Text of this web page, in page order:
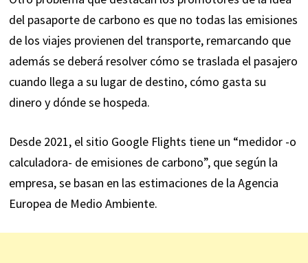
del pasaporte de carbono es que no todas las emisiones
de los viajes provienen del transporte, remarcando que
además se deberá resolver cómo se traslada el pasajero
cuando llega a su lugar de destino, cómo gasta su
dinero y dónde se hospeda.
Desde 2021, el sitio Google Flights tiene un “medidor -o
calculadora- de emisiones de carbono”, que según la
empresa, se basan en las estimaciones de la Agencia
Europea de Medio Ambiente.